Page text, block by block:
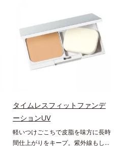
PA++++という高い紫外線カット力
ながら、白浮きしにくい処方に。シ
ワ改善・美白を叶えながら、紫外線
を味方にしてあなたの肌を守る最高
峰顔用日焼け止めです。*1 メラニ
ンの生成を抑え、シミ・ソバカスを
ビス内最高の紫外線カットレベル*4
紫外線に瞬時に反応して、膜が厚く
なり始めることおよび表面に新たな
膜ができ始めることで膜が強くくず
れにくくなり、密閉することで保湿
ることの根本原因に着目。加齢とと
もに現れる年齢サイン(*5)について
研究を進めたところ、弾力感のない
状態である「ハリのなさ」や、くす
み(*6)などが現れている状態である
「透明感のなさ」が現れることで大
ビスユー ドットシリーズは美容成
ター(*8)」を配合。そして、従来か
ら配合している美白有効成分「トラ
タイムレスフィットファンデ
ーションUV
軽いつけごこちで皮脂を味方に長時
間仕上がりをキープ。紫外線もしっ